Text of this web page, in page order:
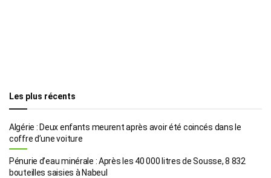
Les plus récents
Algérie : Deux enfants meurent après avoir été coincés dans le
coffre d’une voiture
Pénurie d’eau minérale : Après les 40 000 litres de Sousse, 8 832
bouteilles saisies à Nabeul